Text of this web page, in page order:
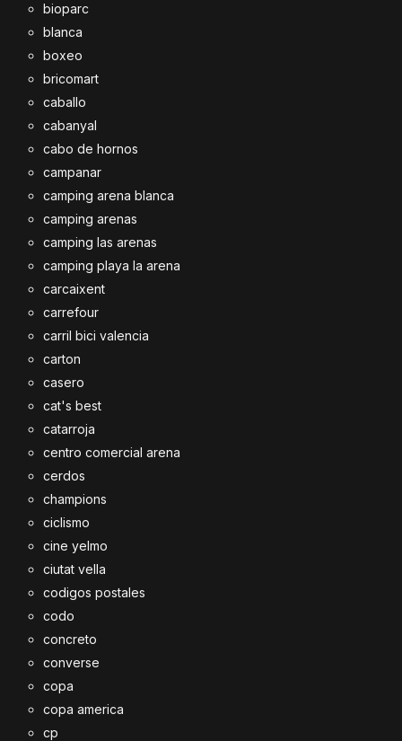
bioparc
blanca
boxeo
bricomart
caballo
cabanyal
cabo de hornos
campanar
camping arena blanca
camping arenas
camping las arenas
camping playa la arena
carcaixent
carrefour
carril bici valencia
carton
casero
cat's best
catarroja
centro comercial arena
cerdos
champions
ciclismo
cine yelmo
ciutat vella
codigos postales
codo
concreto
converse
copa
copa america
cp